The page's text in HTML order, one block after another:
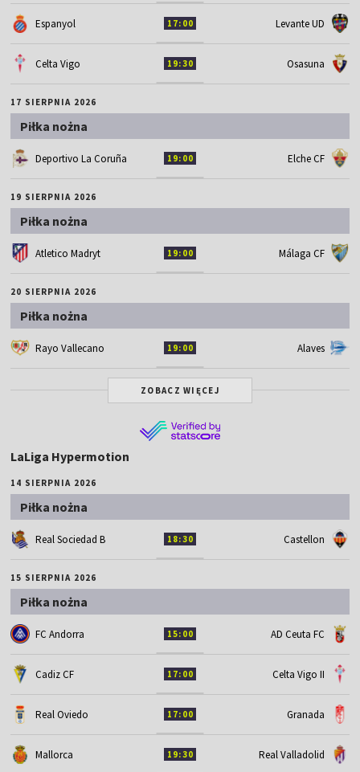
Espanyol 17:00 Levante UD
Celta Vigo 19:30 Osasuna
17 SIERPNIA 2026
Piłka nożna
Deportivo La Coruña 19:00 Elche CF
19 SIERPNIA 2026
Piłka nożna
Atletico Madryt 19:00 Málaga CF
20 SIERPNIA 2026
Piłka nożna
Rayo Vallecano 19:00 Alaves
ZOBACZ WIĘCEJ
LaLiga Hypermotion
14 SIERPNIA 2026
Piłka nożna
Real Sociedad B 18:30 Castellon
15 SIERPNIA 2026
Piłka nożna
FC Andorra 15:00 AD Ceuta FC
Cadiz CF 17:00 Celta Vigo II
Real Oviedo 17:00 Granada
Mallorca 19:30 Real Valladolid